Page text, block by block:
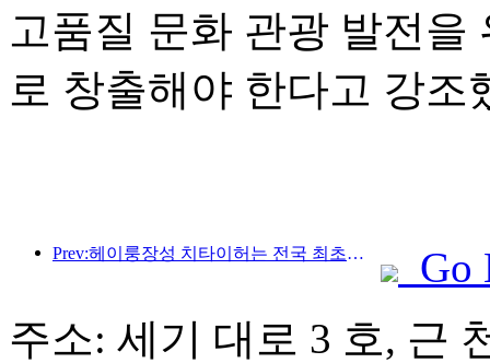
고품질 문화 관광 발전
로 창출해야 한다고 강조
Prev:헤이룽장성 치타이허는 전국 최초로 빙설산업 조례를 발표해 AI와 빙설 스포츠의 융합을 장려했습니다.
Go
주소: 세기 대로 3 호, 근